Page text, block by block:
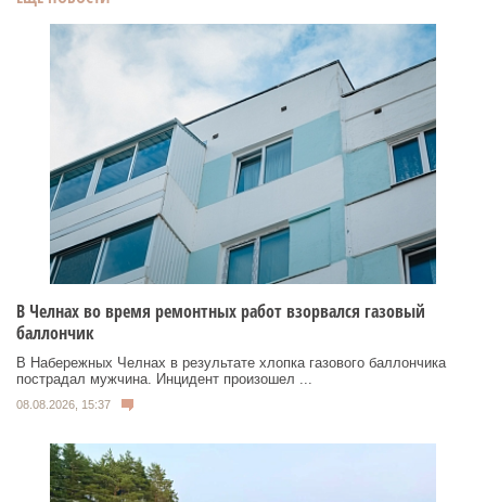
В Челнах во время ремонтных работ взорвался газовый
баллончик
В Набережных Челнах в результате хлопка газового баллончика
пострадал мужчина. Инцидент произошел ...
08.08.2026, 15:37